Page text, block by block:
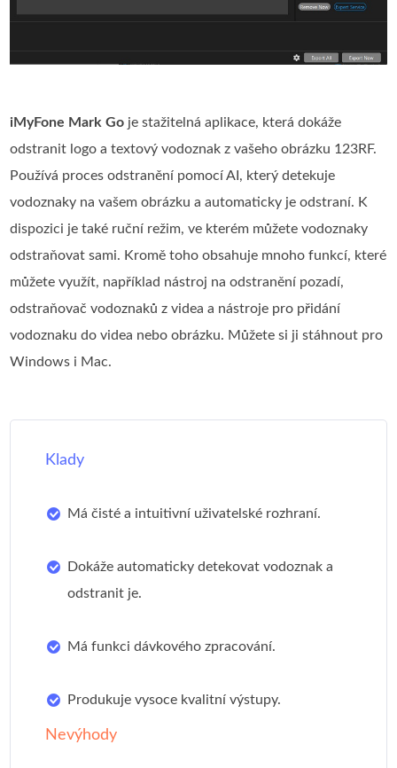
iMyFone Mark Go je stažitelná aplikace, která dokáže
odstranit logo a textový vodoznak z vašeho obrázku 123RF.
Používá proces odstranění pomocí AI, který detekuje
vodoznaky na vašem obrázku a automaticky je odstraní. K
dispozici je také ruční režim, ve kterém můžete vodoznaky
odstraňovat sami. Kromě toho obsahuje mnoho funkcí, které
můžete využít, například nástroj na odstranění pozadí,
odstraňovač vodoznaků z videa a nástroje pro přidání
vodoznaku do videa nebo obrázku. Můžete si ji stáhnout pro
Windows i Mac.
Klady
Má čisté a intuitivní uživatelské rozhraní.
Dokáže automaticky detekovat vodoznak a
odstranit je.
Má funkci dávkového zpracování.
Produkuje vysoce kvalitní výstupy.
Nevýhody